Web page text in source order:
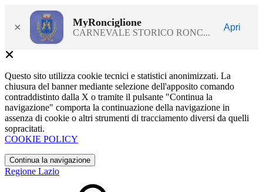
× MyRonciglione
CARNEVALE STORICO RONC...
Apri
Questo sito utilizza cookie tecnici e statistici anonimizzati. La
chiusura del banner mediante selezione dell'apposito comando
contraddistinto dalla X o tramite il pulsante "Continua la
navigazione" comporta la continuazione della navigazione in
assenza di cookie o altri strumenti di tracciamento diversi da quelli
sopracitati.
COOKIE POLICY
Continua la navigazione
Regione Lazio